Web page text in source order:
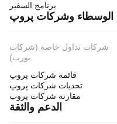
برنامج السفير
الوسطاء وشركات پروپ
شركات تداول خاصة (شركات
بورب)
قائمة شركات پروپ
تحديات شركات پروپ
مقارنة شركات پروب
الدعم والثقة